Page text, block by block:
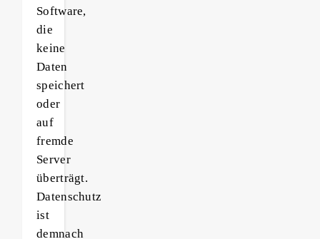
Software,
die
keine
Daten
speichert
oder
auf
fremde
Server
überträgt.
Datenschutz
ist
demnach